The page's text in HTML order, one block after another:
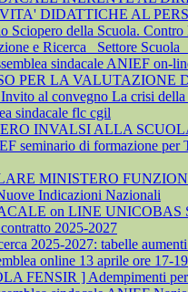
DIDATTICHE AL
Sciopero della Scuola.
e Ricerca_ Settore
sindacale ANIEF on-
PER LA VALUTAZIONE
al convegno La crisi
sindacale flc cgil
INVALSI ALLA
seminario di formazione
MINISTERO
Indicazioni Nazionali
on LINE UNICOBAS
2025-2027
2025-2027: tabelle
online 13 aprile ore 17-19
FENSIR ] Adempimenti per